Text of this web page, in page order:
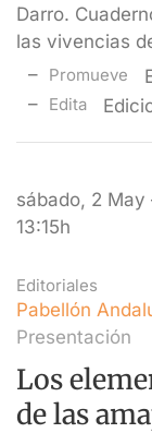
Darro.
las vivencias
Promueve
Edita
sábado, 2
13:15h
Editoriales
Pabellón
Presentación
Los
de las